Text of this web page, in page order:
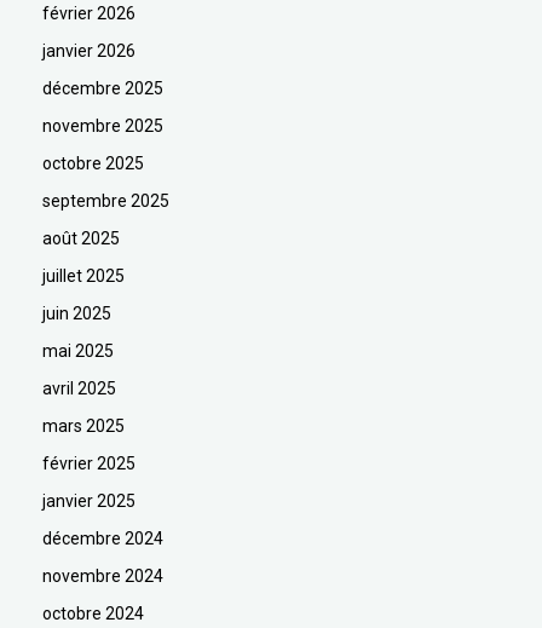
février 2026
janvier 2026
décembre 2025
novembre 2025
octobre 2025
septembre 2025
août 2025
juillet 2025
juin 2025
mai 2025
avril 2025
mars 2025
février 2025
janvier 2025
décembre 2024
novembre 2024
octobre 2024